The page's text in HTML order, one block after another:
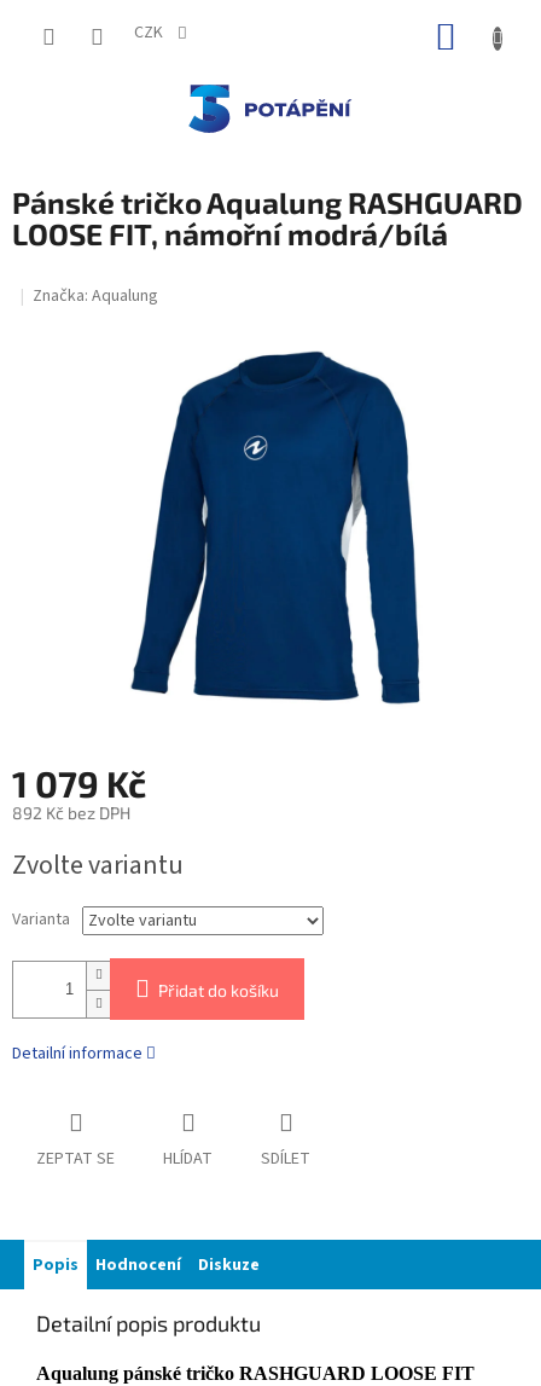
CZK
Pánské tričko Aqualung RASHGUARD
LOOSE FIT, námořní modrá/bílá
Značka: Aqualung
1 079 Kč
892 Kč bez DPH
Zvolte variantu
Varianta
Přidat do košíku
Detailní informace
ZEPTAT SE HLÍDAT SDÍLET
Popis Hodnocení Diskuze
Detailní popis produktu
Aqualung pánské tričko RASHGUARD LOOSE FIT